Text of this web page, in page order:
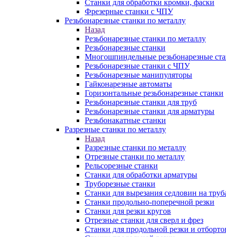
Станки для обработки кромки, фаски
Фрезерные станки с ЧПУ
Резьбонарезные станки по металлу
Назад
Резьбонарезные станки по металлу
Резьбонарезные станки
Многошпиндельные резьбонарезные
Резьбонарезные станки с ЧПУ
Резьбонарезные манипуляторы
Гайконарезные автоматы
Горизонтальные резьбонарезные станки
Резьбонарезные станки для труб
Резьбонарезные станки для арматуры
Резьбонакатные станки
Разрезные станки по металлу
Назад
Разрезные станки по металлу
Отрезные станки по металлу
Рельсорезные станки
Станки для обработки арматуры
Труборезные станки
Станки для вырезания седловин на
Станки продольно-поперечной резки
Станки для резки кругов
Отрезные станки для сверл и фрез
Станки для продольной резки и